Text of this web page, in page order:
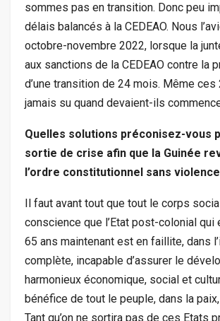
sommes pas en transition. Donc peu
délais balancés à la CEDEAO. Nous
octobre-novembre 2022, lorsque la
aux sanctions de la CEDEAO contre la
d’une transition de 24 mois. Même ces
jamais su quand devaient-ils
Quelles solutions préconisez-vous
sortie de crise afin que la Guinée
l’ordre constitutionnel sans
Il faut avant tout que tout le corps
conscience que l’Etat post-colonial qui
65 ans maintenant est en faillite, dans
complète, incapable d’assurer le
harmonieux économique, social et
bénéfice de tout le peuple, dans la
Tant qu’on ne sortira pas de ces Etats